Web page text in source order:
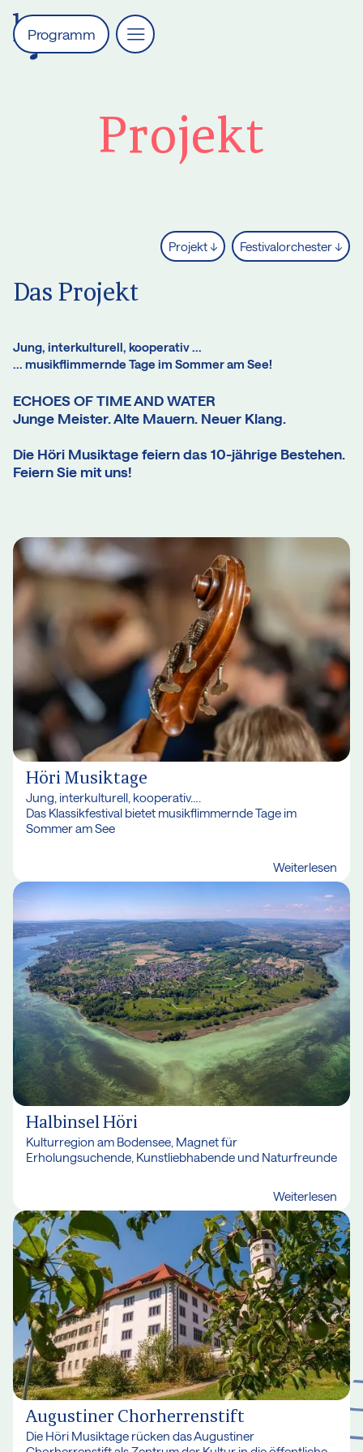
Programm
Projekt
Projekt ↓ Festivalorchester ↓
Das Projekt
Jung, interkulturell, kooperativ ...
... musikflimmernde Tage im Sommer am See!
ECHOES OF TIME AND WATER
Junge Meister. Alte Mauern. Neuer Klang.
Die Höri Musiktage feiern das 10-jährige Bestehen.
Feiern Sie mit uns!
Höri Musiktage
Jung, interkulturell, kooperativ….
Das Klassikfestival bietet musikflimmernde Tage im
Sommer am See
Weiterlesen
Halbinsel Höri
Kulturregion am Bodensee, Magnet für
Erholungsuchende, Kunstliebhabende und Naturfreunde
Weiterlesen
Augustiner Chorherrenstift
Die Höri Musiktage rücken das Augustiner